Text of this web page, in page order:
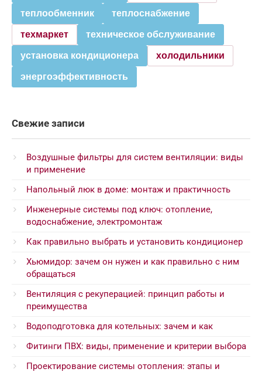
теплообменник теплоснабжение
техмаркет техническое обслуживание
установка кондиционера холодильники
энергоэффективность
Свежие записи
Воздушные фильтры для систем вентиляции: виды
и применение
Напольный люк в доме: монтаж и практичность
Инженерные системы под ключ: отопление,
водоснабжение, электромонтаж
Как правильно выбрать и установить кондиционер
Хьюмидор: зачем он нужен и как правильно с ним
обращаться
Вентиляция с рекуперацией: принцип работы и
преимущества
Водоподготовка для котельных: зачем и как
Фитинги ПВХ: виды, применение и критерии выбора
Проектирование системы отопления: этапы и